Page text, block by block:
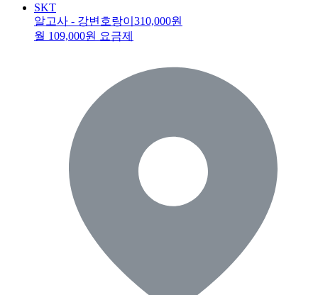
SKT
알고사 - 강변호랑이 310,000원
월 109,000원 요금제